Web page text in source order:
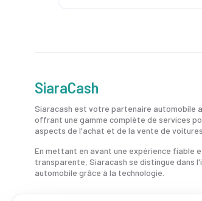
SiaraCash
Siaracash est votre partenaire automobile
offrant une gamme complète de services
aspects de l'achat et de la vente de voitures.
En mettant en avant une expérience fiable
transparente, Siaracash se distingue dans
automobile grâce à la technologie.